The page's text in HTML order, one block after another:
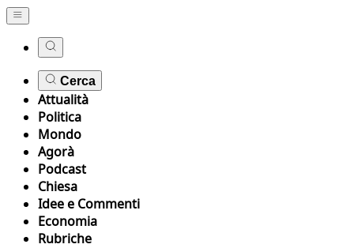
Cerca
Attualità
Politica
Mondo
Agorà
Podcast
Chiesa
Idee e Commenti
Economia
Rubriche